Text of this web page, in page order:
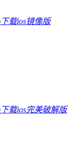
载ios镜像版
载ios完美破解版